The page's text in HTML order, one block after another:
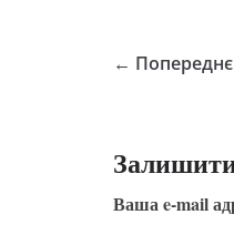
← Попереднє
Ваша e-mail